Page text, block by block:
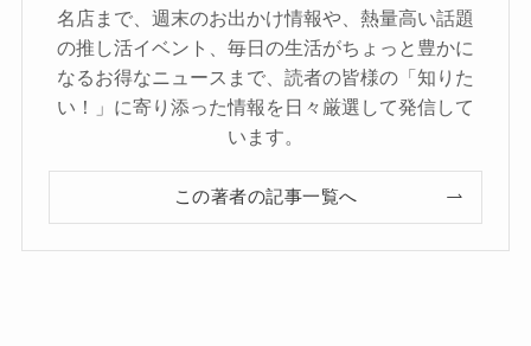
名店まで、週末のお出かけ情報や、熱量高い話題
の推し活イベント、毎日の生活がちょっと豊かに
なるお得なニュースまで、読者の皆様の「知りた
い！」に寄り添った情報を日々厳選して発信して
います。
この著者の記事一覧へ